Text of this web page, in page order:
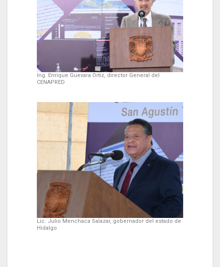
Ing. Enrique Guevara Ortiz, director General del
CENAPRED
Lic. Julio Menchaca Salazar, gobernador del estado de
Hidalgo